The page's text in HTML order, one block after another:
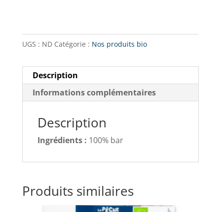
UGS : ND Catégorie : Nos produits bio
Description
Informations complémentaires
Description
Ingrédients : 100% bar
Produits similaires